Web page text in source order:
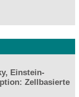
Einstein-
Zellbasierte